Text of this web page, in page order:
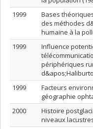
1999
Bases
des méthodes
humaine à la
1999
Influence
périphériques
1999
Facteurs
géographie
2000
Histoire
niveaux